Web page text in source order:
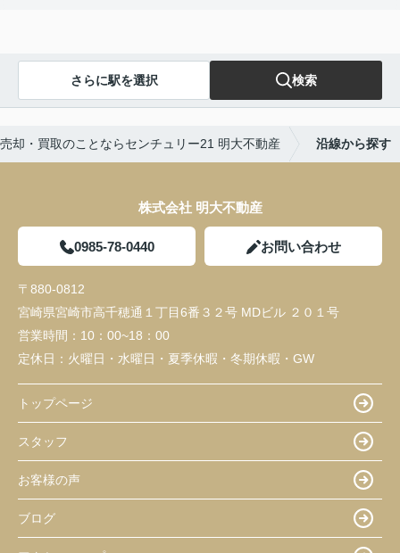
さらに駅を選択 検索
却・買取のことならセンチュリー21 明大不動産 沿線から探す
株式会社 明大不動産
0985-78-0440 お問い合わせ
〒880-0812
宮崎県宮崎市高千穂通１丁目6番３２号 MDビル ２０１号
営業時間： 10：00~18：00
定休日： 火曜日・水曜日・夏季休暇・冬期休暇・GW
トップページ
スタッフ
お客様の声
ブログ